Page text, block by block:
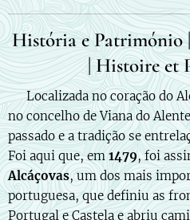
História e
| Histoire et
🇵🇹 Localizada no coração do
no concelho de Viana do
passado e a tradição se
Foi aqui que, em 1479, foi
Alcáçovas, um dos mais
portuguesa, que definiu as
Portugal e Castela e abriu